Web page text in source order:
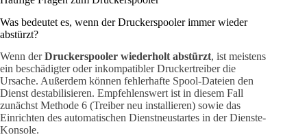
Was bedeutet es, wenn der Druckerspooler immer wieder
abstürzt?
Wenn derDruckerspooler wiederholt abstürzt, ist meistens
ein beschädigter oder inkompatibler Druckertreiber die
Ursache. Außerdem können fehlerhafte Spool-Dateien den
Dienst destabilisieren. Empfehlenswert ist in diesem Fall
zunächst Methode 6 (Treiber neu installieren) sowie das
Einrichten des automatischen Dienstneustartes in der Dienste-
Konsole.